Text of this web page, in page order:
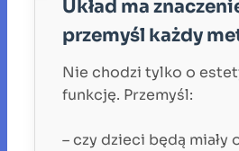
Układ ma
przemyśl każdy
Nie chodzi tylko o
funkcję. Przemyśl:
– czy dzieci będą miały